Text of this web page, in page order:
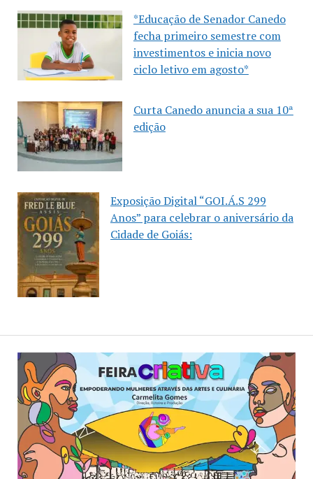
*Educação de Senador Canedo
fecha primeiro semestre com
investimentos e inicia novo
ciclo letivo em agosto*
Curta Canedo anuncia a sua 10ª
edição
Exposição Digital “GOI.Á.S 299
Anos” para celebrar o aniversário da
Cidade de Goiás: